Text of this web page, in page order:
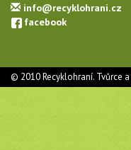
info@recyklohrani.cz
facebook
© 2010 Recyklohraní. Tvůrce